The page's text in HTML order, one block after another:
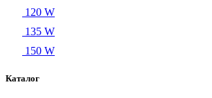
120 W
135 W
150 W
Каталог